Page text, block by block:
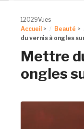
12029Vues
Accueil > Beauté >
du vernis à ongles
Mettre
ongles